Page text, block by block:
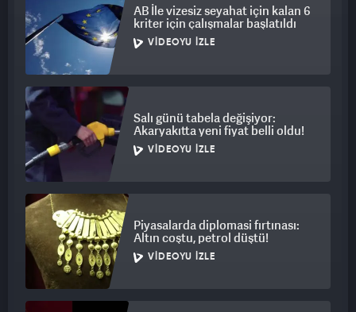
AB İle vizesiz seyahat için kalan 6
kriter için çalışmalar başlatıldı
VIDEOYU İZLE
Salı günü tabela değişiyor:
Akaryakıtta yeni fiyat belli oldu!
VIDEOYU İZLE
Piyasalarda diplomasi fırtınası:
Altın coştu, petrol düştü!
VIDEOYU İZLE